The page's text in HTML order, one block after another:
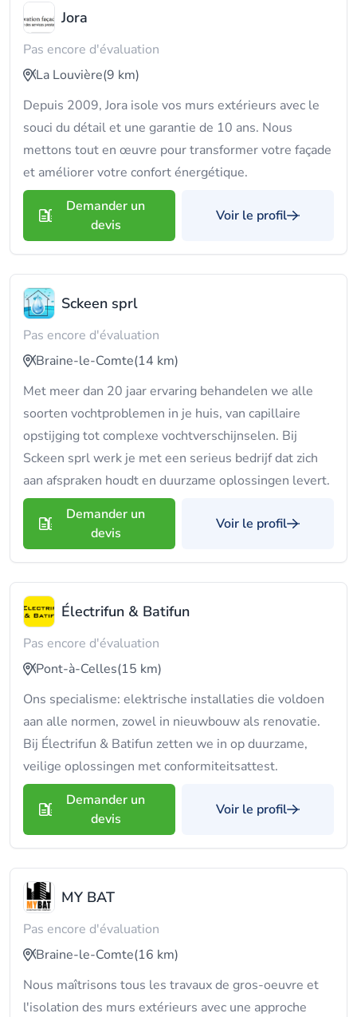
Jora
Pas encore d'évaluation
La Louvière(9 km)
Depuis 2009, Jora isole vos murs extérieurs avec le
souci du détail et une garantie de 10 ans. Nous
mettons tout en œuvre pour transformer votre façade
et améliorer votre confort énergétique.
Demander un
devis
Voir le profil
Sckeen sprl
Pas encore d'évaluation
Braine-le-Comte(14 km)
Met meer dan 20 jaar ervaring behandelen we alle
soorten vochtproblemen in je huis, van capillaire
opstijging tot complexe vochtverschijnselen. Bij
Sckeen sprl werk je met een serieus bedrijf dat zich
aan afspraken houdt en duurzame oplossingen levert.
Demander un
devis
Voir le profil
Électrifun & Batifun
Pas encore d'évaluation
Pont-à-Celles(15 km)
Ons specialisme: elektrische installaties die voldoen
aan alle normen, zowel in nieuwbouw als renovatie.
Bij Électrifun & Batifun zetten we in op duurzame,
veilige oplossingen met conformiteitsattest.
Demander un
devis
Voir le profil
MY BAT
Pas encore d'évaluation
Braine-le-Comte(16 km)
Nous maîtrisons tous les travaux de gros-oeuvre et
l'isolation des murs extérieurs avec une approche